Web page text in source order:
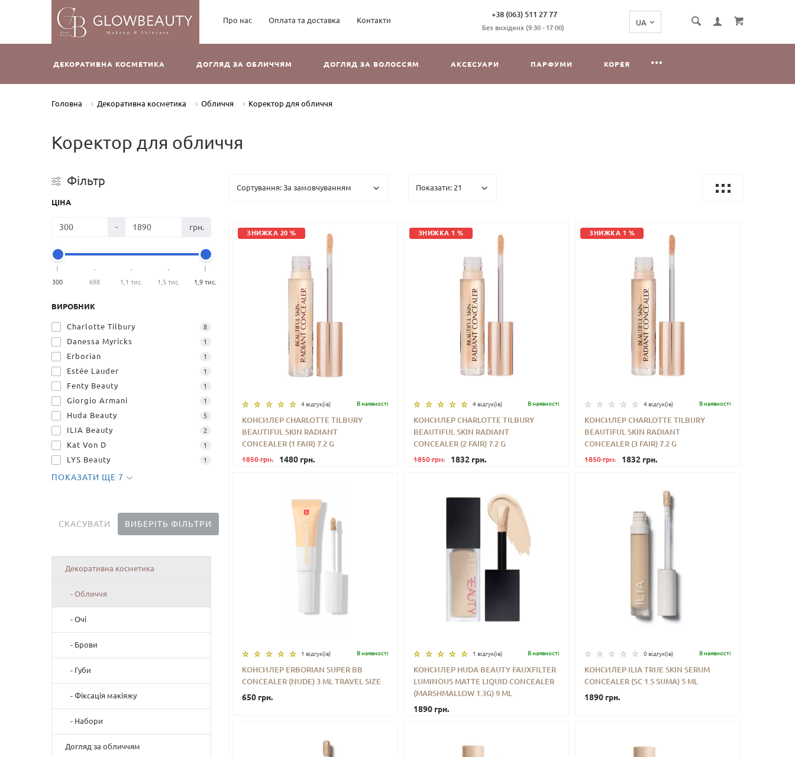
+38 (063) 511 27 77
Без вихідних (9:30 - 17:00)
Про нас Оплата та доставка Контакти
ДЕКОРАТИВНА КОСМЕТИКА ДОГЛЯД ЗА ОБЛИЧЧЯМ ДОГЛЯД ЗА ВОЛОССЯМ АКСЕСУАРИ ПАРФУМИ КОРЕЯ
Головна Декоративна косметика Обличчя Коректор для обличчя
Коректор для обличчя
Фільтр
ЦІНА
- грн.
300 698 1,1 тис. 1,5 тис. 1,9 тис.
ВИРОБНИК
Charlotte Tilbury 8
Danessa Myricks 1
Erborian 1
Estée Lauder 1
Fenty Beauty 1
Giorgio Armani 1
Huda Beauty 5
ILIA Beauty 2
Kat Von D 1
LYS Beauty 1
ПОКАЗАТИ ЩЕ 7
СКАСУВАТИ ВИБЕРІТЬ ФІЛЬТРИ
Декоративна косметика
- Обличчя
- Очі
- Брови
- Губи
- Фіксація макіяжу
- Набори
Догляд за обличчям
ЗНИЖКА 20 %
4 відгук(iв) В наявностi
КОНСИЛЕР CHARLOTTE TILBURY
BEAUTIFUL SKIN RADIANT
CONCEALER (1 FAIR) 7.2 G
1850 грн. 1480 грн.
- +
ЗНИЖКА 1 %
4 відгук(iв) В наявностi
КОНСИЛЕР CHARLOTTE TILBURY
BEAUTIFUL SKIN RADIANT
CONCEALER (2 FAIR) 7.2 G
1850 грн. 1832 грн.
- +
ЗНИЖКА 1 %
4 відгук(iв) В наявностi
КОНСИЛЕР CHARLOTTE TILBURY
BEAUTIFUL SKIN RADIANT
CONCEALER (3 FAIR) 7.2 G
1850 грн. 1832 грн.
- +
1 відгук(iв) В наявностi
КОНСИЛЕР ERBORIAN SUPER BB
CONCEALER (NUDE) 3 ML TRAVEL SIZE
650 грн.
1 відгук(iв) В наявностi
КОНСИЛЕР HUDA BEAUTY FAUXFILTER
LUMINOUS MATTE LIQUID CONCEALER
(MARSHMALLOW 1.3G) 9 ML
1890 грн.
- +
0 відгук(iв) В наявностi
КОНСИЛЕР ILIA TRUE SKIN SERUM
CONCEALER (SC 1.5 SUMA) 5 ML
1890 грн.